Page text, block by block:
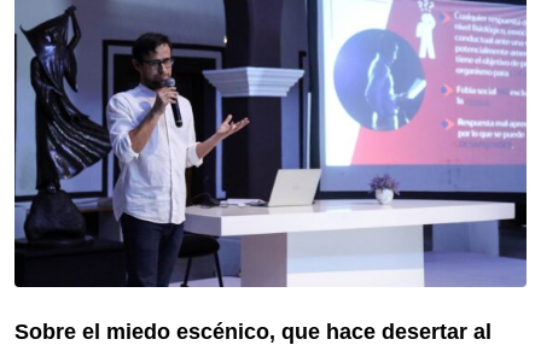
Sobre el miedo escénico, que hace desertar al